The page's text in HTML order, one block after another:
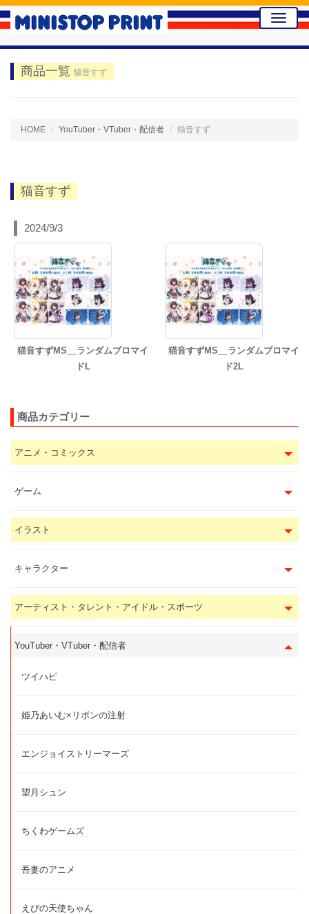
Toggle
商品一覧 猫音すず
HOME YouTuber・VTuber・配信者 猫音すず
猫音すず
2024/9/3
猫音すずMS__ランダムブロマイ
ドL
猫音すずMS__ランダムブロマイ
ド2L
商品カテゴリー
アニメ・コミックス
ゲーム
イラスト
キャラクター
アーティスト・タレント・アイドル・スポーツ
YouTuber・VTuber・配信者
ツイハピ
姫乃あいむ×リボンの注射
エンジョイストリーマーズ
望月シュン
ちくわゲームズ
吾妻のアニメ
えびの天使ちゃん